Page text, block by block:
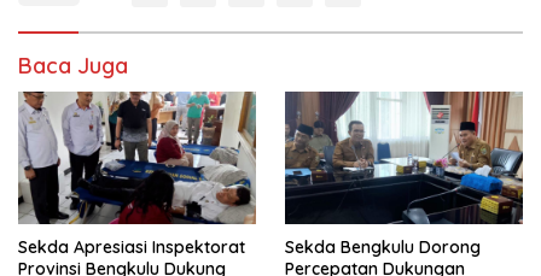
Baca Juga
Sekda Apresiasi Inspektorat
Provinsi Bengkulu Dukung
Sekda Bengkulu Dorong
Percepatan Dukungan